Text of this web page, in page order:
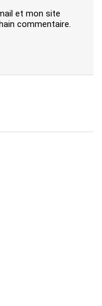
et mon site
commentaire.